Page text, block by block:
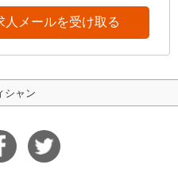
人メールを受け取る
シャン